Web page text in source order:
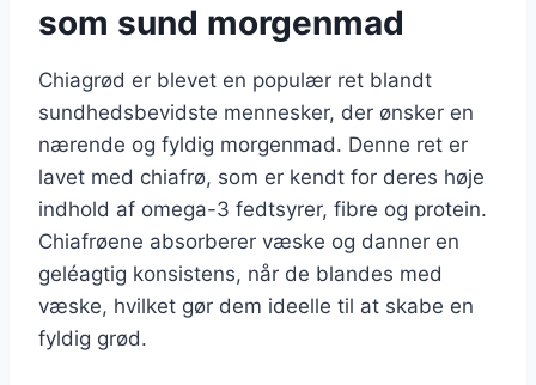
som sund morgenmad
Chiagrød er blevet en populær ret blandt
sundhedsbevidste mennesker, der ønsker en
nærende og fyldig morgenmad. Denne ret er
lavet med chiafrø, som er kendt for deres høje
indhold af omega-3 fedtsyrer, fibre og protein.
Chiafrøene absorberer væske og danner en
geléagtig konsistens, når de blandes med
væske, hvilket gør dem ideelle til at skabe en
fyldig grød.